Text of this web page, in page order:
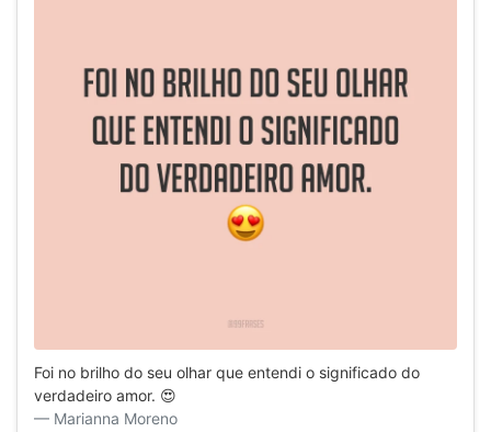
Foi no brilho do seu olhar que entendi o significado do
verdadeiro amor. 😍
Marianna Moreno